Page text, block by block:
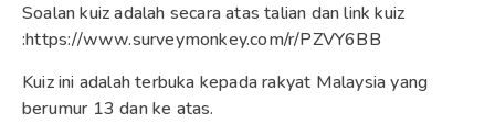
Soalan kuiz adalah secara atas talian dan link kuiz
:https://www.surveymonkey.com/r/PZVY6BB
Kuiz ini adalah terbuka kepada rakyat Malaysia yang
berumur 13 dan ke atas.